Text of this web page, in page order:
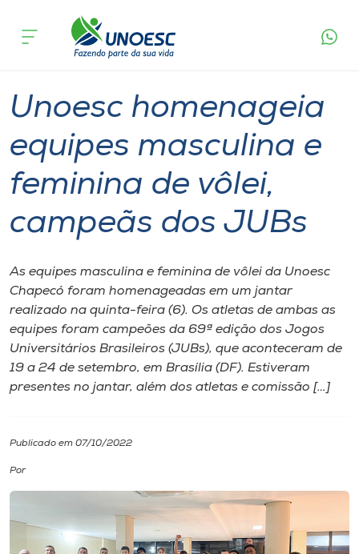
Cursos
Atendimento ao Estudante
Portal de Ensino
A
Unoesc
Internacionalização
I.nova
Diplomados
Cultura
acontece
Unoesc homenageia
equipes masculina e
feminina de vôlei,
campeãs dos JUBs
As equipes masculina e feminina de vôlei da Unoesc
Chapecó foram homenageadas em um jantar
realizado na quinta-feira (6). Os atletas de ambas as
equipes foram campeões da 69ª edição dos Jogos
Universitários Brasileiros (JUBs), que aconteceram de
19 a 24 de setembro, em Brasília (DF). Estiveram
presentes no jantar, além dos atletas e comissão […]
Publicado em 07/10/2022
Por